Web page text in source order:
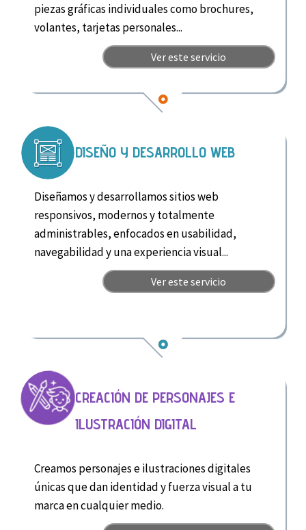
piezas gráficas individuales como brochures,
volantes, tarjetas personales...
Ver este servicio
DISEÑO Y DESARROLLO WEB
Diseñamos y desarrollamos sitios web
responsivos, modernos y totalmente
administrables, enfocados en usabilidad,
navegabilidad y una experiencia visual...
Ver este servicio
CREACIÓN DE PERSONAJES E
ILUSTRACIÓN DIGITAL
Creamos personajes e ilustraciones digitales
únicas que dan identidad y fuerza visual a tu
marca en cualquier medio.